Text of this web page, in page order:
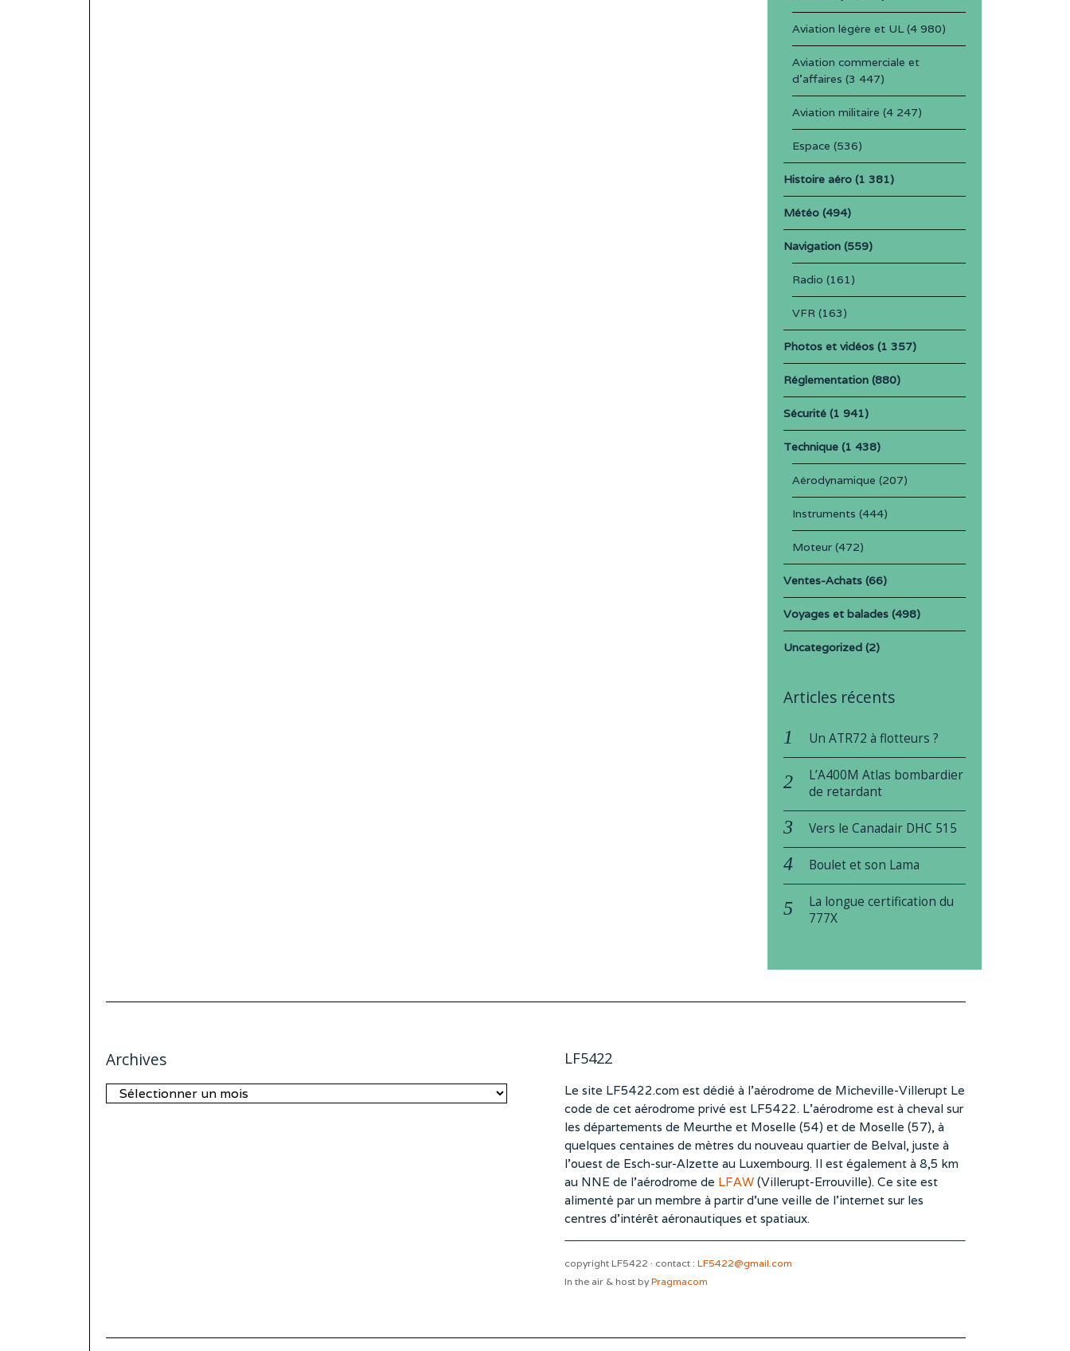
Aviation légère et UL(4 980)
Aviation commerciale et
d'affaires (3 447)
Aviation militaire (4 247)
Espace (536)
Histoire aéro(1 381)
Météo(494)
Navigation(559)
Radio (161)
VFR (163)
Photos et vidéos(1 357)
Réglementation(880)
Sécurité(1 941)
Technique(1 438)
Aérodynamique (207)
Instruments (444)
Moteur(472)
Ventes-Achats(66)
Voyages et balades(498)
Uncategorized(2)
Articles récents
Un ATR72 à flotteurs ?
L’A400M Atlas bombardier
de retardant
Vers le Canadair DHC 515
Boulet et son Lama
La longue certification du
777X
Archives
Archives
LF5422
Le site LF5422.com est dédié à l’aérodrome de Micheville-Villerupt Le
code de cet aérodrome privé est LF5422. L’aérodrome est à cheval sur
les départements de Meurthe et Moselle (54) et de Moselle (57), à
quelques centaines de mètres du nouveau quartier de Belval, juste à
l’ouest de Esch-sur-Alzette au Luxembourg. Il est également à 8,5 km
au NNE de l’aérodrome de LFAW(Villerupt-Errouville). Ce site est
alimenté par un membre à partir d’une veille de l’internet sur les
centres d’intérêt aéronautiques et spatiaux.
copyright LF5422 · contact : LF5422@gmail.com
In the air & host byPragmacom